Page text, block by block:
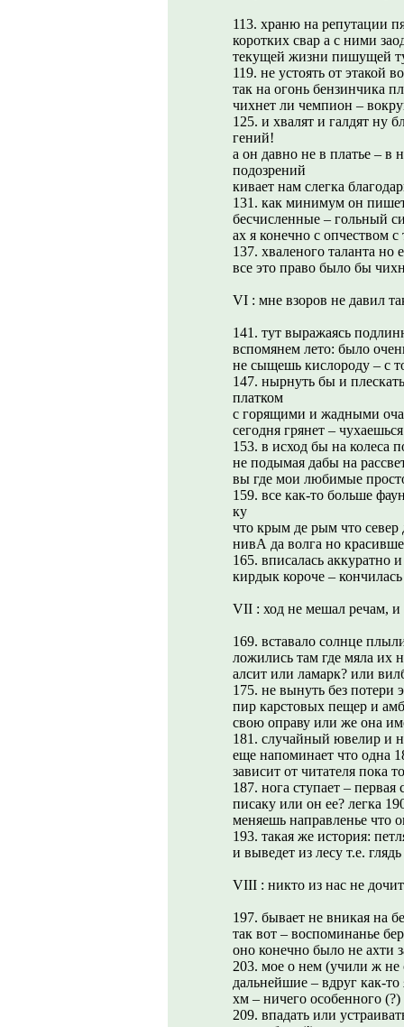
113. храню на репутации
коротких свар а с ними
текущей жизни пишущей
119. не устоять от этакой
так на огонь бензинчика
чихнет ли чемпион –
125. и хвалят и галдят ну
гений!
а он давно не в платье – в
подозрений
кивает нам слегка
131. как минимум он
бесчисленные – гольный
ах я конечно с опчеством
137. хваленого таланта
все это право было бы
VI : мне взоров не давил
141. тут выражаясь
вспомянем лето: было
не сыщешь кислороду – с
147. нырнуть бы и
платком
с горящими и жадными
сегодня грянет –
153. в исход бы на колеса
не подымая дабы на
вы где мои любимые
159. все как-то больше
ку
что крым де рым что север
нивА да волга но
165. вписалась аккуратно
кирдык короче –
VII : ход не мешал речам, и
169. вставало солнце
ложились там где мяла их
алсит или ламарк? или
175. не вынуть без потери
пир карстовых пещер и
свою оправу или же она
181. случайный ювелир и
еще напоминает что одна
зависит от читателя пока
187. нога ступает –
писаку или он ее? легка
меняешь направленье что
193. такая же история:
и выведет из лесу т.е.
VIII : никто из нас не
197. бывает не вникая на
так вот – воспоминанье
оно конечно было не ахти
203. мое о нем (учили ж не
дальнейшие – вдруг как-
хм – ничего особенного
209. впадать или